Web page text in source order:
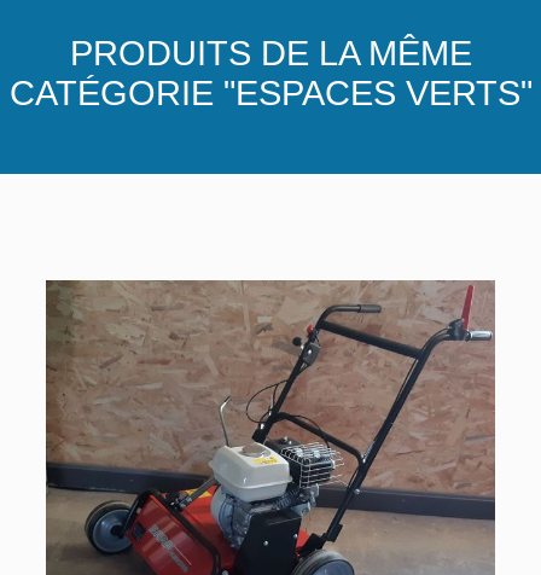
PRODUITS DE LA MÊME
CATÉGORIE "ESPACES VERTS"